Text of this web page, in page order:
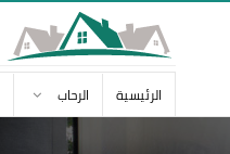
الرئيسية الرحاب